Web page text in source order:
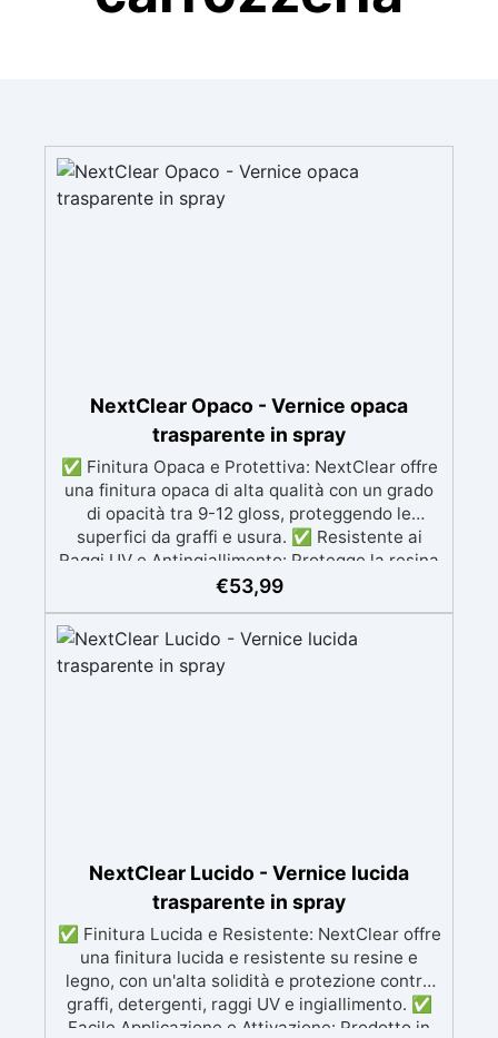
NextClear Opaco - Vernice opaca
trasparente in spray
✅ Finitura Opaca e Protettiva: NextClear offre
una finitura opaca di alta qualità con un grado
di opacità tra 9-12 gloss, proteggendo le
superfici da graffi e usura. ✅ Resistente ai
Raggi UV e Antingiallimento: Protegge la resina
e il legno dai danni dei raggi UV e previene
tempo. ✅ Facile Applicazione: Viene fornito in
formato spray e si applica facilmente con 2
mani leggere, a distanza di 2-3 ore l'una
brillantezza aggiuntiva, utilizzando grana 2000-
3000 e EpoxyPolish.
€53,99
NextClear Lucido - Vernice lucida
trasparente in spray
✅ Finitura Lucida e Resistente: NextClear offre
una finitura lucida e resistente su resine e
legno, con un'alta solidità e protezione contro
graffi, detergenti, raggi UV e ingiallimento. ✅
Facile Applicazione e Attivazione: Prodotto in